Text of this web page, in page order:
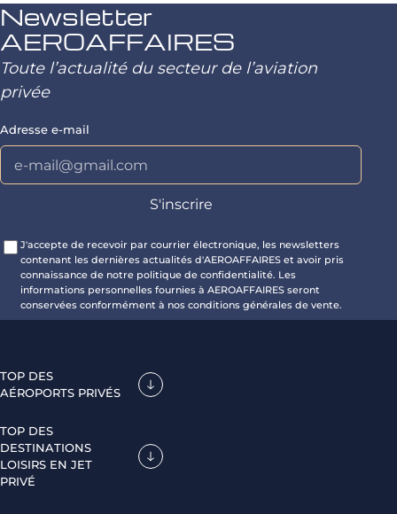
Newsletter
AEROAFFAIRES
Toute l’actualité du secteur de l’aviation
privée
Adresse e-mail
J'accepte de recevoir par courrier électronique, les newsletters
contenant les dernières actualités d'AEROAFFAIRES et avoir pris
connaissance de notre politique de confidentialité. Les
informations personnelles fournies à AEROAFFAIRES seront
conservées conformément à nos conditions générales de vente.
TOP DES
AÉROPORTS PRIVÉS
TOP DES
DESTINATIONS
LOISIRS EN JET
PRIVÉ